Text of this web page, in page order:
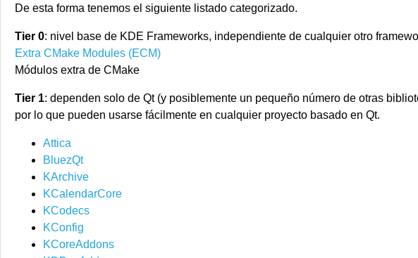
De esta forma tenemos el siguiente listado categorizado.
Tier 0: nivel base de KDE Frameworks, independiente de cualquier otro
Extra CMake Modules (ECM)
Módulos extra de CMake
Tier 1: dependen solo de Qt (y posiblemente un pequeño número de otras
por lo que pueden usarse fácilmente en cualquier proyecto basado en Qt.
Attica
BluezQt
KArchive
KCalendarCore
KCodecs
KConfig
KCoreAddons